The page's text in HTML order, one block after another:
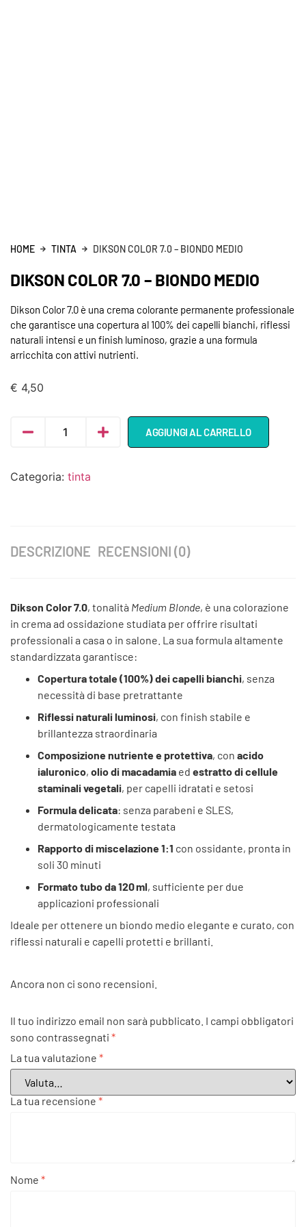
HOME TINTA DIKSON COLOR 7.0 – BIONDO MEDIO
DIKSON COLOR 7.0 – BIONDO MEDIO
Dikson Color 7.0 è una crema colorante permanente professionale
che garantisce una copertura al 100% dei capelli bianchi, riflessi
naturali intensi e un finish luminoso, grazie a una formula
arricchita con attivi nutrienti.
€ 4,50
AGGIUNGI AL CARRELLO
Categoria: tinta
DESCRIZIONE RECENSIONI (0)
Dikson Color 7.0, tonalità Medium Blonde, è una colorazione
in crema ad ossidazione studiata per offrire risultati
professionali a casa o in salone. La sua formula altamente
standardizzata garantisce:
Copertura totale (100%) dei capelli bianchi, senza
necessità di base pretrattante
Riflessi naturali luminosi, con finish stabile e
brillantezza straordinaria
Composizione nutriente e protettiva, con acido
ialuronico, olio di macadamia ed estratto di cellule
staminali vegetali, per capelli idratati e setosi
Formula delicata: senza parabeni e SLES,
dermatologicamente testata
Rapporto di miscelazione 1:1 con ossidante, pronta in
soli 30 minuti
Formato tubo da 120 ml, sufficiente per due
applicazioni professionali
Ideale per ottenere un biondo medio elegante e curato, con
riflessi naturali e capelli protetti e brillanti.
Ancora non ci sono recensioni.
Il tuo indirizzo email non sarà pubblicato. I campi obbligatori
sono contrassegnati *
La tua valutazione *
La tua recensione *
Nome *